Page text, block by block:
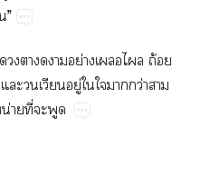
ย่​​ถ้​
​​​​ว่​​
​ี่​​